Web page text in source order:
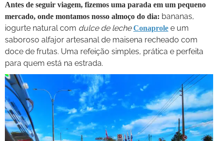
Antes de seguir viagem, fizemos uma parada em um pequeno
mercado, onde montamos nosso almoço do dia: bananas,
iogurte natural com dulce de leche Conaprole e um
saboroso alfajor artesanal de maisena recheado com
doce de frutas. Uma refeição simples, prática e perfeita
para quem está na estrada.